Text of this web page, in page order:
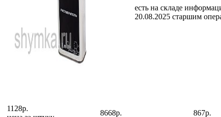
есть на складе
20.08.2025 старшим
1128р.
8668р.
867р.